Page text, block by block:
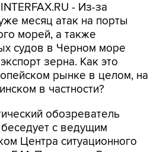
- Из-за
месяц атак на порты
морей, а также
судов в Черном море
зерна. Как это
рынке в целом, на
в частности?
обозреватель
с ведущим
Центра ситуационного